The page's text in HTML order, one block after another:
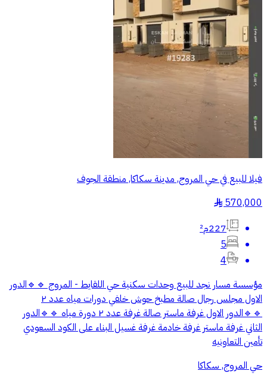
فيلا للبيع في حي المروج, مدينة سكاكا, منطقة الجوف
570,000
§
227م²
5
4
‏مؤسسة مسار نجد للبيع وحدات سكنية حي اللقايط - المروج 🔹🔹الدور
الاول مجلس رجال صالة مطبخ حوش خلفي دورات مياه عدد ٢
🔹🔹الدور الاول غرفة ماستر صالة غرفة عدد ٢ دورة مياه 🔹🔹الدور
الثاني غرفة ماستر غرفة خادمة غرفة غسيل البناء على الكود السعودي
تأمين التعاونيه
حي المروج, سكاكا